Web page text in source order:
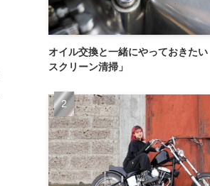
オイル交換と一緒にやっておきたい
スクリーン清掃」